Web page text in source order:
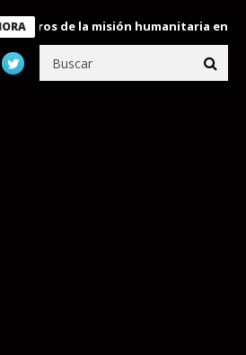
de la misión humanitaria enviada a